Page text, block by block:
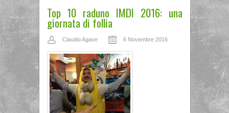
Top 10 raduno IMDI 2016: una
giornata di follia
Claudio Agave 6 Novembre 2016